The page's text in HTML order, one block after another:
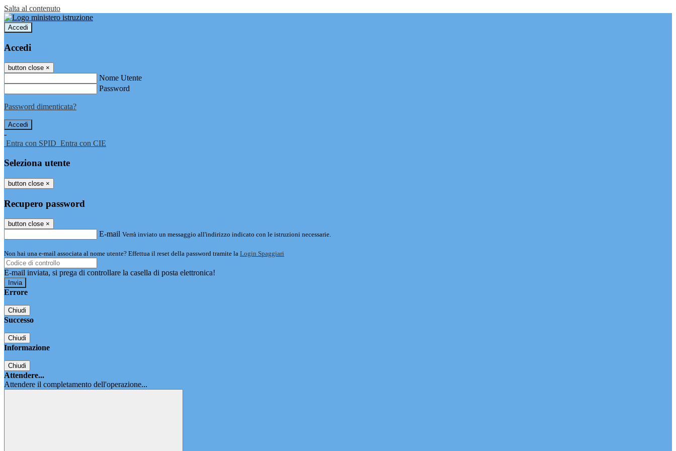
Salta al contenuto
Accedi
Accedi
button close ×
Nome Utente
Password
Password dimenticata?
-
Entra con SPID Entra con CIE
Seleziona utente
button close ×
Recupero password
button close ×
E-mail Verrà inviato un messaggio all'indirizzo indicato con le istruzioni necessarie.
Non hai una e-mail associata al nome utente? Effettua il reset della password tramite la Login Spaggiari
E-mail inviata, si prega di controllare la casella di posta elettronica!
Errore
Chiudi
Successo
Chiudi
Informazione
Chiudi
Attendere...
Attendere il completamento dell'operazione...